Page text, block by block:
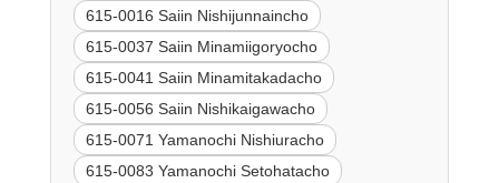
615-0016 Saiin Nishijunnaincho
615-0037 Saiin Minamiigoryocho
615-0041 Saiin Minamitakadacho
615-0056 Saiin Nishikaigawacho
615-0071 Yamanochi Nishiuracho
615-0083 Yamanochi Setohatacho